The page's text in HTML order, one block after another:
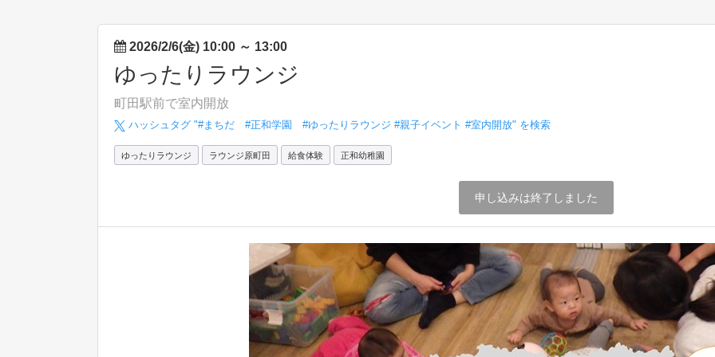
2026/2/6(金) 10:00 ～ 13:00
ゆったりラウンジ
町田駅前で室内開放
ハッシュタグ "#まちだ #正和学園 #ゆったりラウンジ #親子イベント #室内開放" を検索
ゆったりラウンジ ラウンジ原町田 給食体験 正和幼稚園
申し込みは終了しました